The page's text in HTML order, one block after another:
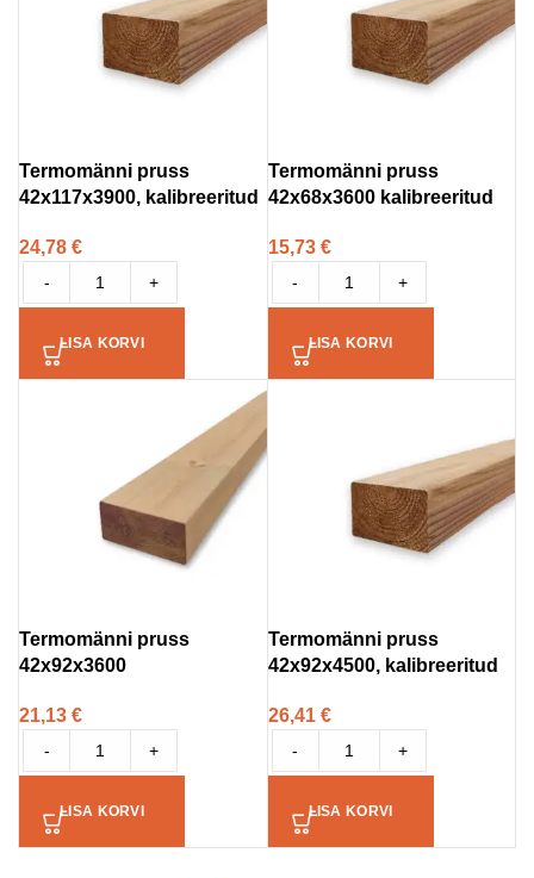
Termomänni pruss
42x117x3900, kalibreeritud
24,78 €
- +
LISA KORVI
Termomänni pruss
42x68x3600 kalibreeritud
15,73 €
- +
LISA KORVI
Termomänni pruss
42x92x3600
21,13 €
- +
LISA KORVI
Termomänni pruss
42x92x4500, kalibreeritud
26,41 €
- +
LISA KORVI